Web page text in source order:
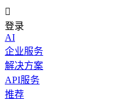

登录
AI
企业服务
解决方案
API服务
推荐